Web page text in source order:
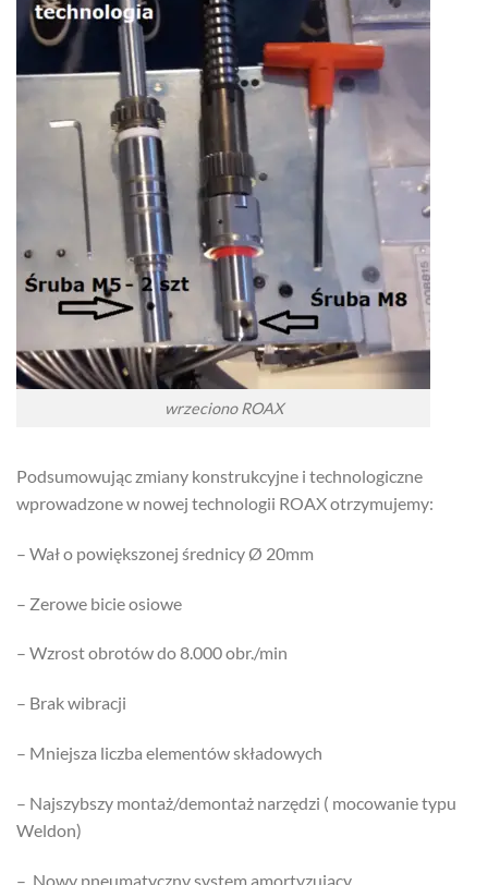
wrzeciono ROAX
Podsumowując zmiany konstrukcyjne i technologiczne
wprowadzone w nowej technologii ROAX otrzymujemy:
– Wał o powiększonej średnicy Ø 20mm
– Zerowe bicie osiowe
– Wzrost obrotów do 8.000 obr./min
– Brak wibracji
– Mniejsza liczba elementów składowych
– Najszybszy montaż/demontaż narzędzi ( mocowanie typu
Weldon)
– Nowy pneumatyczny system amortyzujący